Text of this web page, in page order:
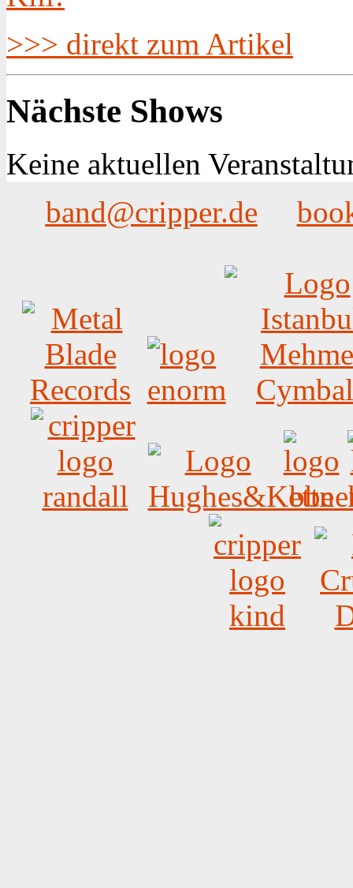
>>> direkt zum Artikel
Nächste Shows
Keine aktuellen
band@cripper.de